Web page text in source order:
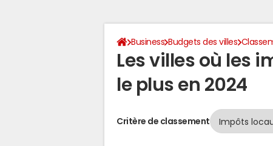
Business Budgets des villes
Les villes où les
le plus en 2024
Critère de classement